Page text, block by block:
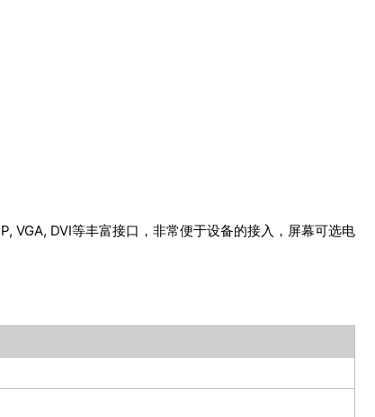
VGA, DVI等丰富接口，非常便于设备的接入，屏幕可选电